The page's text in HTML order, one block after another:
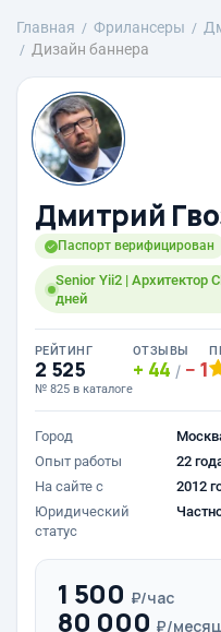
Главная Фрилансеры
Дизайн баннера
Дмитрий
Паспорт верифицирован
Senior Yii2 | Архитектор
дней
РЕЙТИНГ
2 525
№ 825 в каталоге
ОТЗЫВЫ
44 / 1
Город
Опыт работы
22
На сайте с
2012
Юридический
статус
1 500 ₽/час
80 000 ₽/месяц